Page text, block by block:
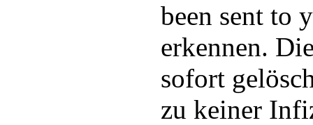
been sent to
erkennen.
sofort
zu keiner